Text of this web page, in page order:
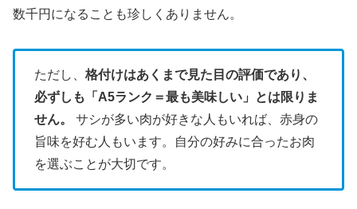
数千円になることも珍しくありません。
ただし、 格付けはあくまで見た目の評価であり、
必ずしも「A5ランク＝最も美味しい」とは限りま
せん。
サシが多い肉が好きな人もいれば、赤身の
旨味を好む人もいます。自分の好みに合ったお肉
を選ぶことが大切です。